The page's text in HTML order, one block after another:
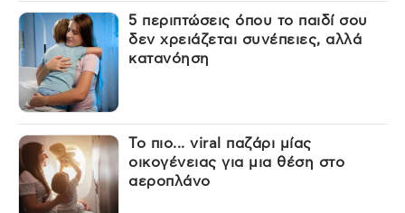
5 περιπτώσεις όπου το παιδί σου
δεν χρειάζεται συνέπειες, αλλά
κατανόηση
Το πιο... viral παζάρι μίας
οικογένειας για μια θέση στο
αεροπλάνο